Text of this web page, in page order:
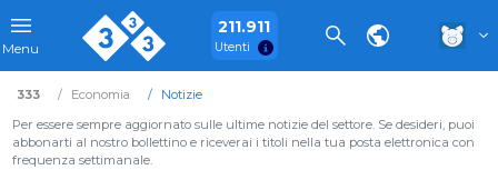
Menu
211.911
Utenti
333 Economia
Notizie
Per essere sempre aggiornato sulle ultime notizie del settore. Se desideri, puoi
abbonarti al nostro bollettino e riceverai i titoli nella tua posta elettronica con
frequenza settimanale.